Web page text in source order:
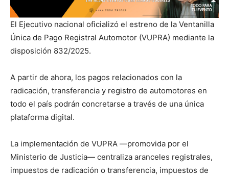
El Ejecutivo nacional oficializó el estreno de la Ventanilla
Única de Pago Registral Automotor (VUPRA) mediante la
disposición 832/2025.
A partir de ahora, los pagos relacionados con la
radicación, transferencia y registro de automotores en
todo el país podrán concretarse a través de una única
plataforma digital.
La implementación de VUPRA —promovida por el
Ministerio de Justicia— centraliza aranceles registrales,
impuestos de radicación o transferencia, impuestos de